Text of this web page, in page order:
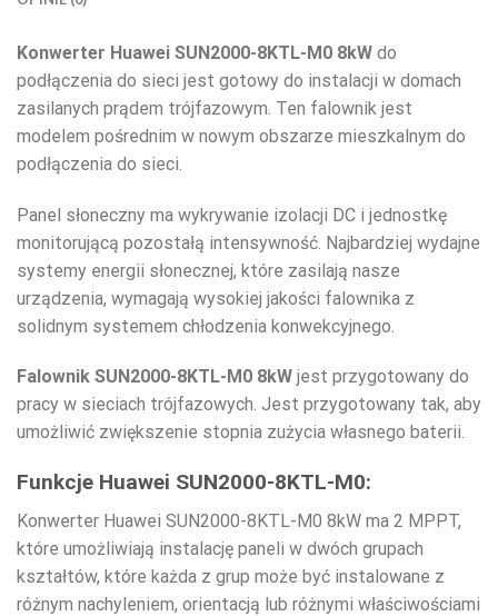
Konwerter Huawei SUN2000-8KTL-M0 8kW do
podłączenia do sieci jest gotowy do instalacji w domach
zasilanych prądem trójfazowym. Ten falownik jest
modelem pośrednim w nowym obszarze mieszkalnym do
podłączenia do sieci.
Panel słoneczny ma wykrywanie izolacji DC i jednostkę
monitorującą pozostałą intensywność. Najbardziej wydajne
systemy energii słonecznej, które zasilają nasze
urządzenia, wymagają wysokiej jakości falownika z
solidnym systemem chłodzenia konwekcyjnego.
Falownik SUN2000-8KTL-M0 8kW jest przygotowany do
pracy w sieciach trójfazowych. Jest przygotowany tak, aby
umożliwić zwiększenie stopnia zużycia własnego baterii.
Funkcje Huawei SUN2000-8KTL-M0:
Konwerter Huawei SUN2000-8KTL-M0 8kW ma 2 MPPT,
które umożliwiają instalację paneli w dwóch grupach
kształtów, które każda z grup może być instalowane z
różnym nachyleniem, orientacją lub różnymi właściwościami